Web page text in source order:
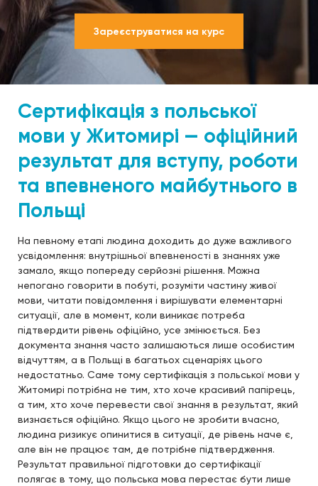
Зареєструватися на курс
Сертифікація з польської
мови у Житомирі — офіційний
результат для вступу, роботи
та впевненого майбутнього в
Польщі
На певному етапі людина доходить до дуже важливого
усвідомлення: внутрішньої впевненості в знаннях уже
замало, якщо попереду серйозні рішення. Можна
непогано говорити в побуті, розуміти частину живої
мови, читати повідомлення і вирішувати елементарні
ситуації, але в момент, коли виникає потреба
підтвердити рівень офіційно, усе змінюється. Без
документа знання часто залишаються лише особистим
відчуттям, а в Польщі в багатьох сценаріях цього
недостатньо. Саме тому сертифікація з польської мови у
Житомирі потрібна не тим, хто хоче красивий папірець,
а тим, хто хоче перевести свої знання в результат, який
визнається офіційно. Якщо цього не зробити вчасно,
людина ризикує опинитися в ситуації, де рівень наче є,
але він не працює там, де потрібне підтвердження.
Результат правильної підготовки до сертифікації
полягає в тому, що польська мова перестає бути лише